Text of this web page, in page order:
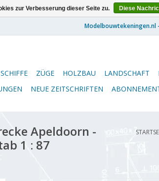
SCHIFFE ZÜGE HOLZBAU LANDSCHAFT
NEUE ZEITSCHRIFTEN
Apeldoorn -
1 : 87
zur Verbesserung dieser Seite zu. Diese